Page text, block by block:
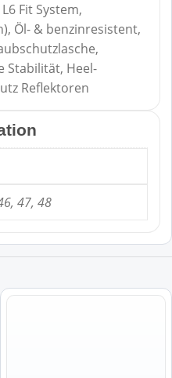
Fit System,
Öl- & benzinresistent,
Stabilität, Heel-
Reflektoren
47, 48